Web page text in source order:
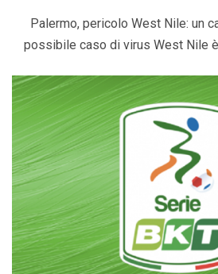
Palermo, pericolo West Nile: un
possibile caso di virus West Nile